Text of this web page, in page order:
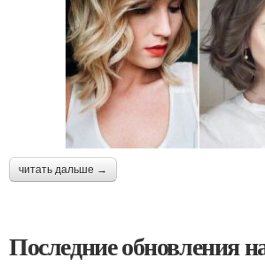
читать дальше →
Последние обновления